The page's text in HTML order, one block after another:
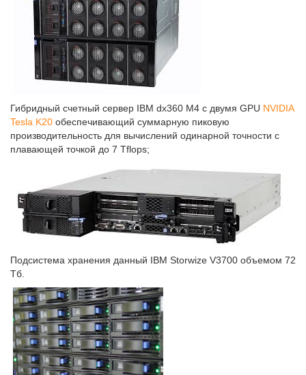
Гибридный счетный сервер IBM dx360 M4 c двумя GPU NVIDIA
Tesla K20 обеспечивающий суммарную пиковую
производительность для вычислений одинарной точности с
плавающей точкой до 7 Tflops;
Подсистема хранения данный IBM Storwize V3700 объемом 72
Тб.